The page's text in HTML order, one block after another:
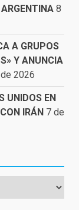
8
A GRUPOS
Y ANUNCIA
2026
UNIDOS EN
IRÁN 7 de